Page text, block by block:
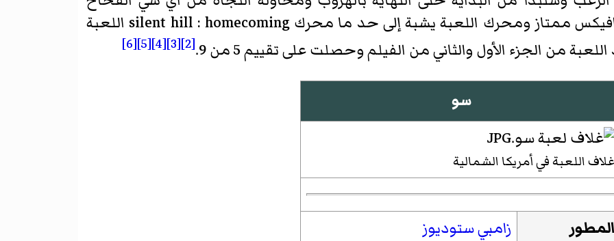
الصعبة وحل الألغاز المعقدة الجرافيكس ممتاز ومحرك اللعبة يشبة إلى حد ما محرك silent hill : homecoming اللعبة
[2]
[3]
[4]
[5]
[6]
سو
غلاف اللعبة في أمريكا الشمالية
المطور
زامبي ستوديوز